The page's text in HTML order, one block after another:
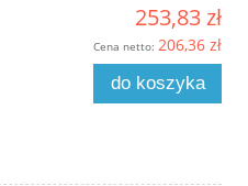
253,83 zł
Cena netto: 206,36 zł
do koszyka